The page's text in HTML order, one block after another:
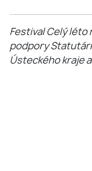
Festival Celý léto
podpory
Ústeckého kraje